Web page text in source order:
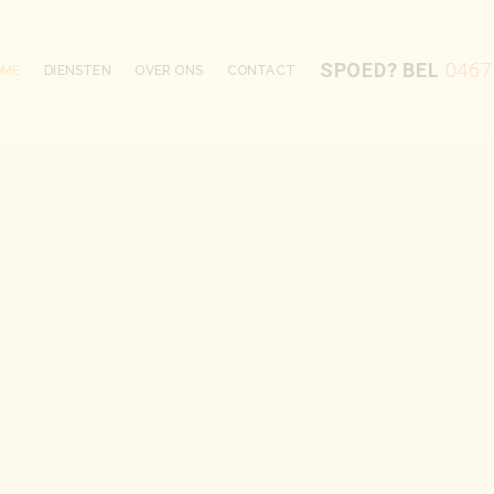
DIENSTEN OVER ONS CONTACT SPOED? BEL